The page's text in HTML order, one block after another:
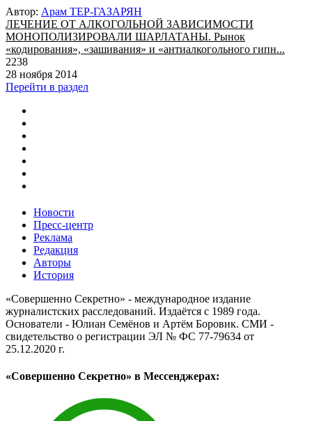
Автор: Арам ТЕР-ГАЗАРЯН
ЛЕЧЕНИЕ ОТ АЛКОГОЛЬНОЙ ЗАВИСИМОСТИ
МОНОПОЛИЗИРОВАЛИ ШАРЛАТАНЫ. Рынок
«кодирования», «зашивания» и «антиалкогольного гипн...
2238
28 ноября 2014
Перейти в раздел
Новости
Пресс-центр
Реклама
Редакция
Авторы
История
«Совершенно Секретно» - международное издание
журналистских расследований. Издаётся с 1989 года.
Основатели - Юлиан Семёнов и Артём Боровик. CМИ -
свидетельство о регистрации ЭЛ № ФС 77-79634 от
25.12.2020 г.
«Совершенно Секретно» в Мессенджерах: